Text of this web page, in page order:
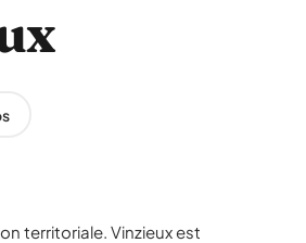
territoriale. Vinzieux est